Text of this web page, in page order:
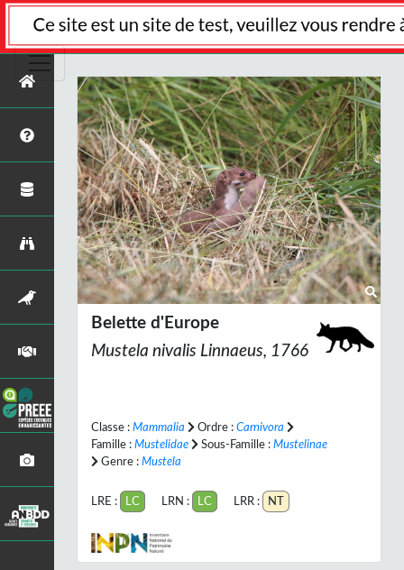
Belette d'Europe
Mustela nivalis Linnaeus, 1766
Classe : Mammalia Ordre : Carnivora
Famille : Mustelidae Sous-Famille : Mustelinae
Genre : Mustela
LRE : LC LRN : LC LRR : NT